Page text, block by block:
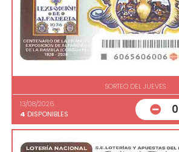
SORTEO DEL JUEVES
13/08/2026
4 DISPONIBLES 0